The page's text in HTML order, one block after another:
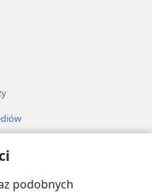
podobnych